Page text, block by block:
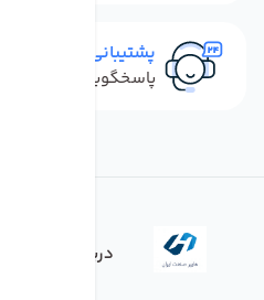
پشتیبانی سریع
پاسخگویی سریع به
درباره فروشگاه